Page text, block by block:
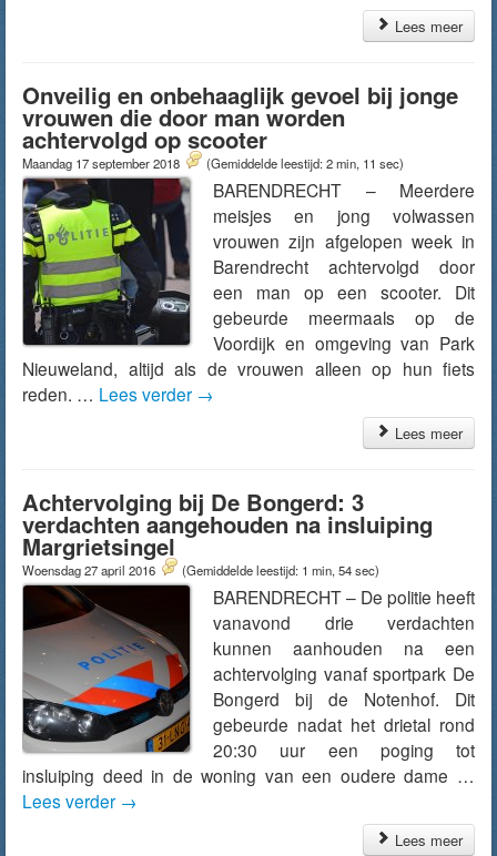
Lees meer
Onveilig en onbehaaglijk gevoel bij jonge
vrouwen die door man worden
achtervolgd op scooter
Maandag 17 september 2018 (Gemiddelde leestijd: 2 min, 11 sec)
BARENDRECHT – Meerdere
meisjes en jong volwassen
vrouwen zijn afgelopen week in
Barendrecht achtervolgd door
een man op een scooter. Dit
gebeurde meermaals op de
Voordijk en omgeving van Park
Nieuweland, altijd als de vrouwen alleen op hun fiets
reden. … Lees verder →
Lees meer
Achtervolging bij De Bongerd: 3
verdachten aangehouden na insluiping
Margrietsingel
Woensdag 27 april 2016 (Gemiddelde leestijd: 1 min, 54 sec)
BARENDRECHT – De politie heeft
vanavond drie verdachten
kunnen aanhouden na een
achtervolging vanaf sportpark De
Bongerd bij de Notenhof. Dit
gebeurde nadat het drietal rond
20:30 uur een poging tot
insluiping deed in de woning van een oudere dame …
Lees verder →
Lees meer